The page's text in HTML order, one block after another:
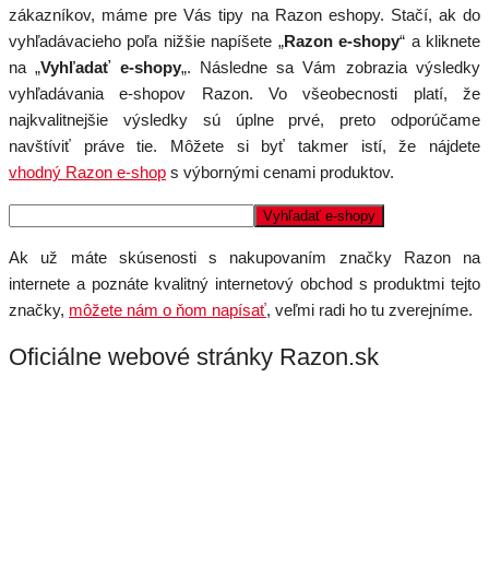
zákazníkov, máme pre Vás tipy na Razon eshopy. Stačí, ak do
vyhľadávacieho poľa nižšie napíšete „Razon e-shopy“ a kliknete
na „Vyhľadať e-shopy„. Následne sa Vám zobrazia výsledky
vyhľadávania e-shopov Razon. Vo všeobecnosti platí, že
najkvalitnejšie výsledky sú úplne prvé, preto odporúčame
navštíviť práve tie. Môžete si byť takmer istí, že nájdete
vhodný Razon e-shop s výbornými cenami produktov.
Ak už máte skúsenosti s nakupovaním značky Razon na
internete a poznáte kvalitný internetový obchod s produktmi tejto
značky, môžete nám o ňom napísať, veľmi radi ho tu zverejníme.
Oficiálne webové stránky Razon.sk